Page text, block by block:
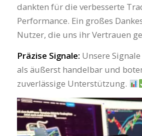
dankten für die verbesserte
Performance. Ein großes
Nutzer, die uns ihr Vertrauen
Präzise Signale: Unsere
als äußerst handelbar und
zuverlässige Unterstützung.